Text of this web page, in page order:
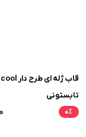
تابستونی
۰٪